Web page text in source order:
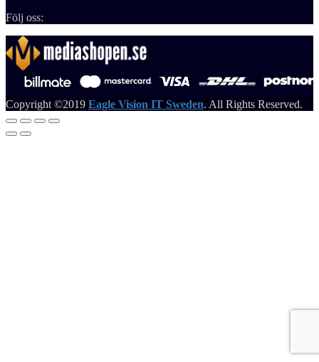
Följ oss:
Copyright ©2019 Eagle Vision IT Sweden. All Rights Reserved.